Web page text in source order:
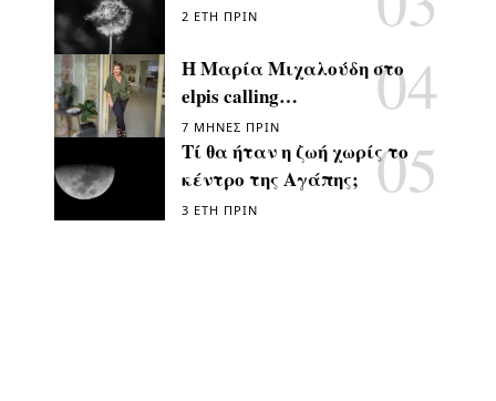
2 ΈΤΗ ΠΡΙΝ
Η Μαρία Μιχαλούδη στο
elpis calling…
7 ΜΉΝΕΣ ΠΡΙΝ
Τί θα ήταν η ζωή χωρίς το
κέντρο της Αγάπης;
3 ΈΤΗ ΠΡΙΝ